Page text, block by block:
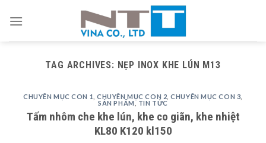
TAG ARCHIVES: NẸP INOX KHE LÚN M13
CHUYÊN MỤC CON 1 ,CHUYÊN MỤC CON 2 ,CHUYÊN MỤC CON 3
SẢN PHẨM , TIN TỨC
Tấm nhôm che khe lún, khe co giãn, khe nhiệt
KL80 K120 kl150